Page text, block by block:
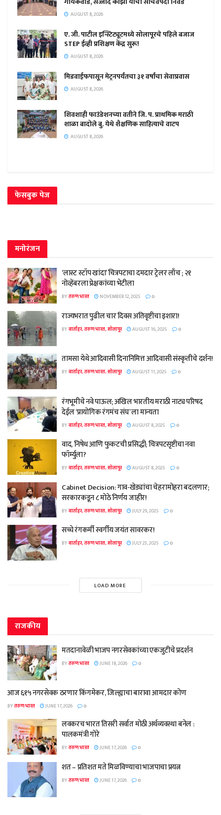
AUGUST 8, 2026
ए. जी. पाटील इन्स्टिट्यूटमध्ये सोलापूरचे पहिले बजाज
STEP ईव्ही प्रशिक्षण केंद्र सुरू!
AUGUST 8, 2026
मिडवाईफपासून मेट्रनपर्यंतचा ३१ वर्षांचा सेवाप्रवास
AUGUST 8, 2026
शिवशाही फाउंडेशनच्या वतीने जि. प. प्राथमिक मराठी
शाळा बादोले बु. येथे शैक्षणिक साहित्याचे वाटप
AUGUST 8, 2026
फेसबुक पेज
मनोरंजन
‘लास्ट स्टॉप खांदा’ चित्रपटाचा दमदार ट्रेलर लाँच ; २१
नोव्हेंबरला प्रेक्षकांच्या भेटीला
BYतरुण भारत NOVEMBER 12, 2025 0
राज्यभरात पुढील चार दिवस अतिवृष्टीचा इशारा!
BYवार्ताहर, तरुण भारत, सोलापूर AUGUST 16, 2025 0
तामसा येथे आदिवासी दिनानिमित्त आदिवासी संस्कृतीचे दर्शन!
BYवार्ताहर, तरुण भारत, सोलापूर AUGUST 11, 2025 0
रंगभूमीचे नवे पाऊल; अखिल भारतीय मराठी नाट्य परिषद
देईल ‘प्रायोगिक रंगमंच संघ’ ला मान्यता
BYवार्ताहर, तरुण भारत, सोलापूर AUGUST 8, 2025 0
वाद, निषेध आणि फुकटची प्रसिद्धी; चित्रपटसृष्टीचा नवा
फॉर्म्युला?
BYवार्ताहर, तरुण भारत, सोलापूर AUGUST 8, 2025 0
Cabinet Decision: गाव-खेड्यांचा चेहरामोहरा बदलणार;
सरकारकडून ८ मोठे निर्णय जाहीर!
BYवार्ताहर, तरुण भारत, सोलापूर JULY 29, 2025 0
सच्चे रंगकर्मी स्वर्गीय जयंत सावरकर!
BYवार्ताहर, तरुण भारत, सोलापूर JULY 23, 2025 0
LOAD MORE
राजकीय
मतदानावेळी भाजप नगरसेवकांच्या एकजुटीचे प्रदर्शन
BYतरुण भारत JUNE 18, 2026 0
आज ६१५ नगरसेवक ठरणार किंगमेकर, जिल्ह्याचा बारावा आमदार कोण
BYतरुण भारत JUNE 17, 2026 0
लवकरच भारत तिसरी सर्वात मोठी अर्थव्यवस्था बनेल :
पालकमंत्री गोरे
BYतरुण भारत JUNE 17, 2026 0
शत – प्रतिशत मते मिळविण्याचा भाजपाचा प्रयत्न
BYतरुण भारत JUNE 17, 2026 0